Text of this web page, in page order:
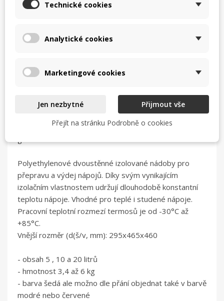
help_outline MÁM DOTAZ
Popis
Termoporty QC na tekutiny
- stěna termoportu vyplněná polyuretanovou izolací
zajišťující dlouhodobé udržování teploty nápojů v
Polyethylenové dvoustěnné izolované nádoby pro
přepravu a výdej nápojů. Díky svým vynikajícím
izolačním vlastnostem udržují dlouhodobě konstantní
teplotu nápoje. Vhodné pro teplé i studené nápoje.
Pracovní teplotní rozmezí termosů je od -30°C až
+85°C.
Vnější rozměr (d(š/v, mm): 295x465x460
- obsah 5 , 10 a 20 litrů
- hmotnost 3,4 až 6 kg
- barva šedá ale možno dle přání objednat také v barvě
modré nebo červené
Technické cookies
Analytické cookies
Marketingové cookies
Jen nezbytné
Přijmout vše
Přejít na stránku Podrobně o cookies